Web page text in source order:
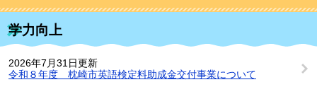
学力向上
2026年7月31日更新
令和８年度 枕崎市英語検定料助成金交付事業について